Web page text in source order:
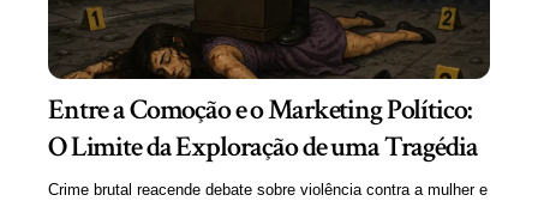
Entre a Comoção e o Marketing Político:
O Limite da Exploração de uma Tragédia
Crime brutal reacende debate sobre violência contra a mulher e